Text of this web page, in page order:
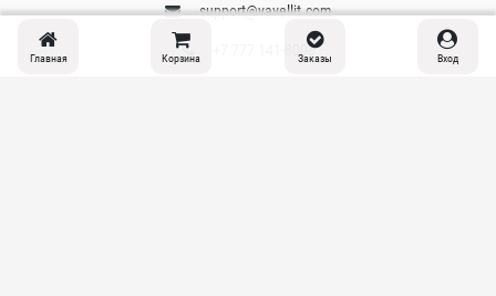
support@vavellit.com
+7 777 141-8008
Главная Корзина Заказы Вход